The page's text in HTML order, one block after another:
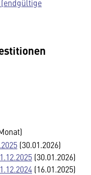
(30.01.2026)
(30.01.2026)
(16.01.2025)